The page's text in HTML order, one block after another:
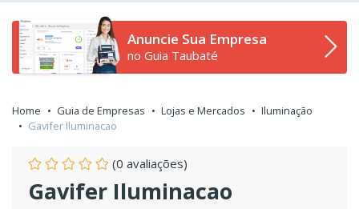
Anuncie Sua Empresa
no Guia Taubaté
Home Guia de Empresas Lojas e Mercados
Iluminação
Gavifer Iluminacao
(0 avaliações)
Gavifer Iluminacao